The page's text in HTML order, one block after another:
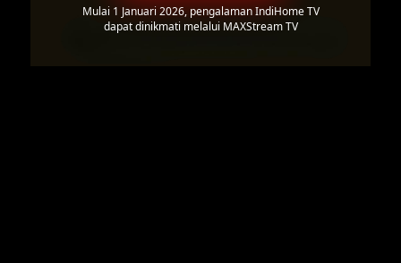
Mulai 1 Januari 2026, pengalaman IndiHome TV
dapat dinikmati melalui MAXStream TV